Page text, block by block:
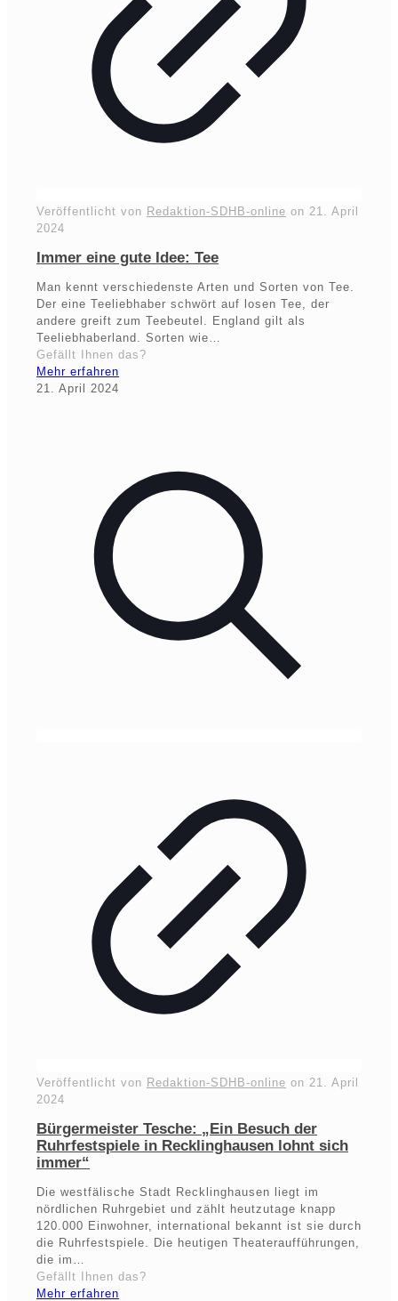
Veröffentlicht von Redaktion-SDHB-online on 21. April
2024
Immer eine gute Idee: Tee
Man kennt verschiedenste Arten und Sorten von Tee.
Der eine Teeliebhaber schwört auf losen Tee, der
andere greift zum Teebeutel. England gilt als
Teeliebhaberland. Sorten wie…
Gefällt Ihnen das?
Mehr erfahren
21. April 2024
Veröffentlicht von Redaktion-SDHB-online on 21. April
2024
Bürgermeister Tesche: „Ein Besuch der
Ruhrfestspiele in Recklinghausen lohnt sich
immer“
Die westfälische Stadt Recklinghausen liegt im
nördlichen Ruhrgebiet und zählt heutzutage knapp
120.000 Einwohner, international bekannt ist sie durch
die Ruhrfestspiele. Die heutigen Theateraufführungen,
die im…
Gefällt Ihnen das?
Mehr erfahren